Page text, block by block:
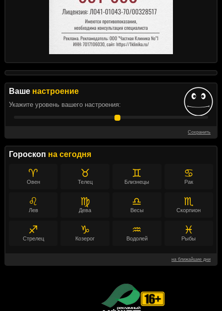
Ваше настроение
Укажите уровень вашего настроения:
Сохранить
Гороскоп на сегодня
♈
Овен
♉
Телец
♊
Близнецы
♋
Рак
♌
Лев
♍
Дева
♎
Весы
♏
Скорпион
♐
Стрелец
♑
Козерог
♒
Водолей
♓
Рыбы
на ближайшие дни